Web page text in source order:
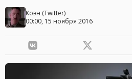
Коэн (Twitter)
00:00, 15 ноября 2016